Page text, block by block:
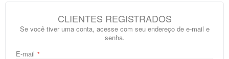
CLIENTES REGISTRADOS
Se você tiver uma conta, acesse com seu endereço de e-mail e
senha.
E-mail